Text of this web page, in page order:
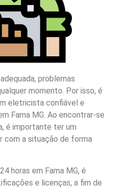
problemas
momento. Por isso, é
eletricista confiável e
Fama MG. Ao encontrar-se
é importante ter um
com a situação de forma
horas em Fama MG, é
e licenças, a fim de